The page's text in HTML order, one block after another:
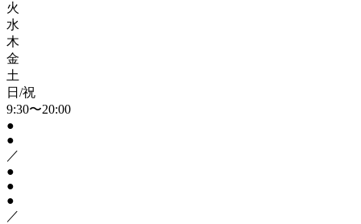
火
水
木
金
土
日/祝
9:30〜20:00
●
●
／
●
●
●
／